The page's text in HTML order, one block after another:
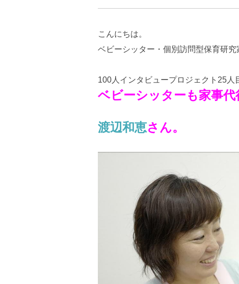
こんにちは。
ベビーシッター・個別訪問型保育研究
100人インタビュープロジェクト25人
ベビーシッターも家事代
渡辺和恵さん。